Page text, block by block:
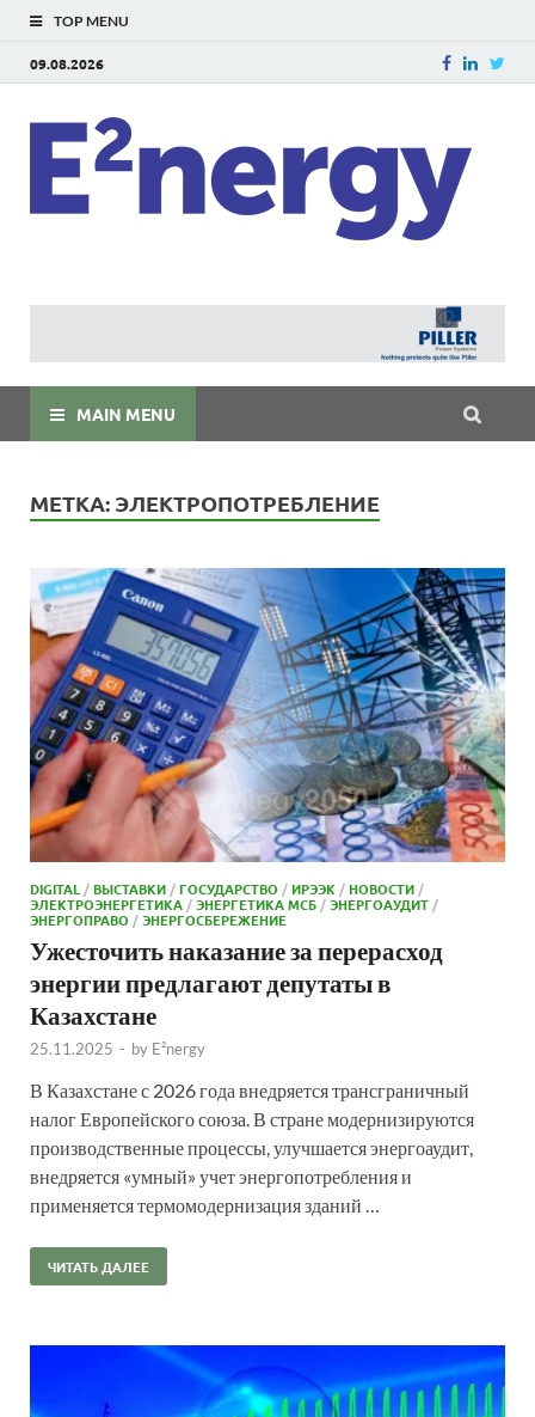
TOP MENU
09.08.2026
MAIN MENU
МЕТКА: ЭЛЕКТРОПОТРЕБЛЕНИЕ
DIGITAL /ВЫСТАВКИ /ГОСУДАРСТВО /ИРЭЭК /НОВОСТИ /
ЭЛЕКТРОЭНЕРГЕТИКА /ЭНЕРГЕТИКА МСБ /ЭНЕРГОАУДИТ /
ЭНЕРГОПРАВО /ЭНЕРГОСБЕРЕЖЕНИЕ
Ужесточить наказание за перерасход
энергии предлагают депутаты в
Казахстане
25.11.2025 - by E²nergy
В Казахстане с 2026 года внедряется трансграничный
налог Европейского союза. В стране модернизируются
производственные процессы, улучшается энергоаудит,
внедряется «умный» учет энергопотребления и
применяется термомодернизация зданий …
ЧИТАТЬ ДАЛЕЕ